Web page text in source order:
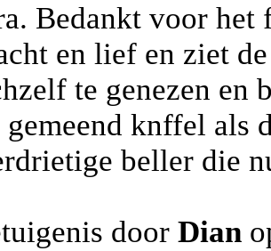
Bedankt voor
en lief en ziet
te genezen en
gemeend knffel als
beller die
door Dian